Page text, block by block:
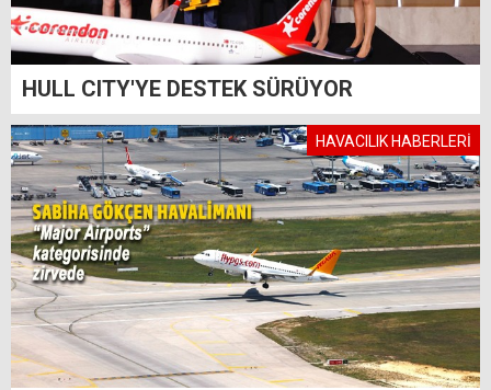
HULL CITY'YE DESTEK SÜRÜYOR
HAVACILIK HABERLERİ